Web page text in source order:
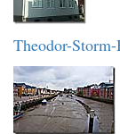
Theodor-